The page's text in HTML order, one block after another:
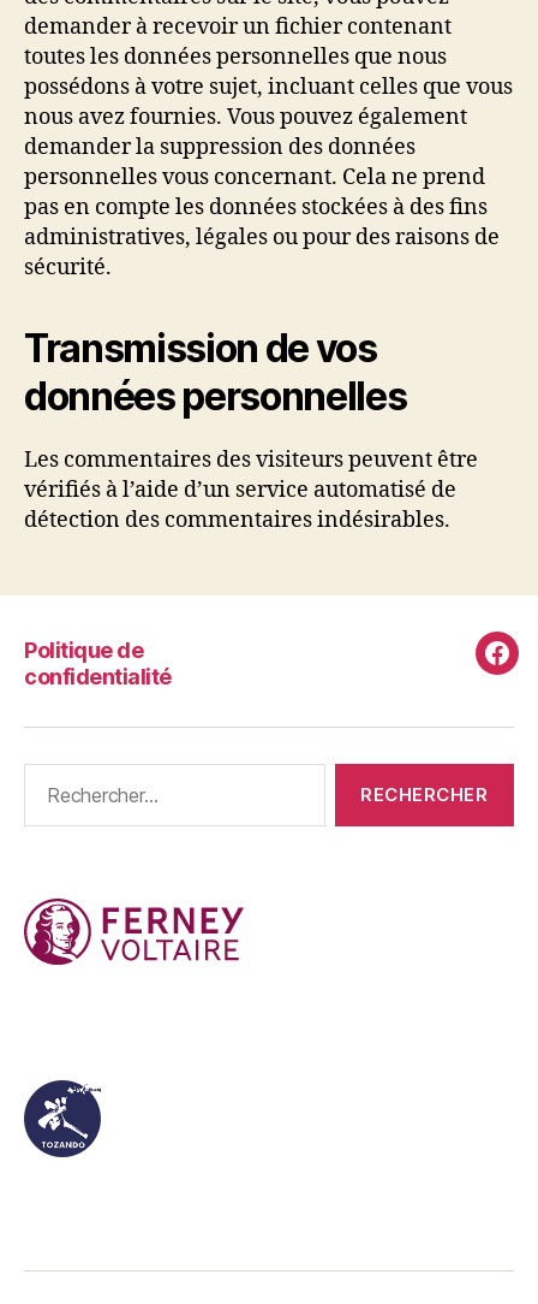
demander à recevoir un fichier contenant
toutes les données personnelles que nous
possédons à votre sujet, incluant celles que vous
nous avez fournies. Vous pouvez également
demander la suppression des données
personnelles vous concernant. Cela ne prend
pas en compte les données stockées à des fins
administratives, légales ou pour des raisons de
sécurité.
Transmission de vos
données personnelles
Les commentaires des visiteurs peuvent être
vérifiés à l’aide d’un service automatisé de
détection des commentaires indésirables.
Politique de
confidentialité